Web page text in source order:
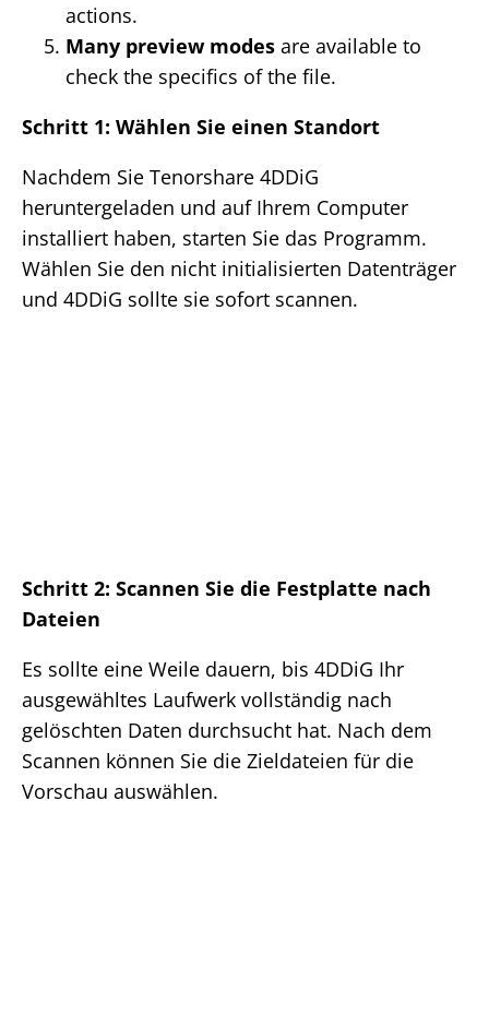
actions.
Many preview modes are available to
check the specifics of the file.
Schritt 1: Wählen Sie einen Standort
Nachdem Sie Tenorshare 4DDiG
heruntergeladen und auf Ihrem Computer
installiert haben, starten Sie das Programm.
Wählen Sie den nicht initialisierten Datenträger
und 4DDiG sollte sie sofort scannen.
Schritt 2: Scannen Sie die Festplatte nach
Dateien
Es sollte eine Weile dauern, bis 4DDiG Ihr
ausgewähltes Laufwerk vollständig nach
gelöschten Daten durchsucht hat. Nach dem
Scannen können Sie die Zieldateien für die
Vorschau auswählen.